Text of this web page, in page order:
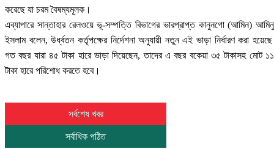
করেছে যা চরম বৈষম্যমূলক।
এব্যাপারে সান্তাহার রেলওয়ে ভূ-সম্পত্তি বিভাগের ভারপ্রাপ্ত কানুনগো (আমিন)
ইসলাম বলেন, উর্ধ্বতন কর্তৃপক্ষের নির্দেশনা অনুযায়ী নতুন এই ভাড়া নির্ধারণ করা
গত বছর যারা ৪৫ টাকা হারে ভাড়া দিয়েছেন, তাদের এ বছর বকেয়া ৩৫ টাকাসহ মোট
টাকা হারে পরিশোধ করতে হবে।
সর্বশেষ খবর
সর্বাধিক পঠিত